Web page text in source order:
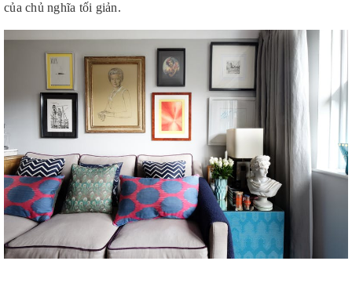
của chủ nghĩa tối giản.